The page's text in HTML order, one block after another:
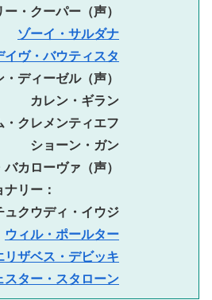
・クーパー（声）
ゾーイ・サルダナ
イヴ・バウティスタ
ディーゼル（声）
　カレン・ギラン
クレメンティエフ
　　ショーン・ガン
カローヴァ（声）
リー：
・イウジ
ウィル・ポールター
リザベス・デビッキ
スター・スタローン